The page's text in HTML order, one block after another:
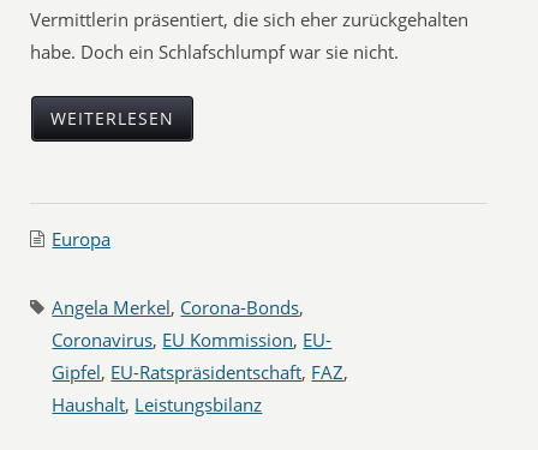
Vermittlerin präsentiert, die sich eher zurückgehalten
habe. Doch ein Schlafschlumpf war sie nicht.
WEITERLESEN
Europa
Angela Merkel, Corona-Bonds,
Coronavirus, EU Kommission, EU-
Gipfel, EU-Ratspräsidentschaft, FAZ,
Haushalt, Leistungsbilanz